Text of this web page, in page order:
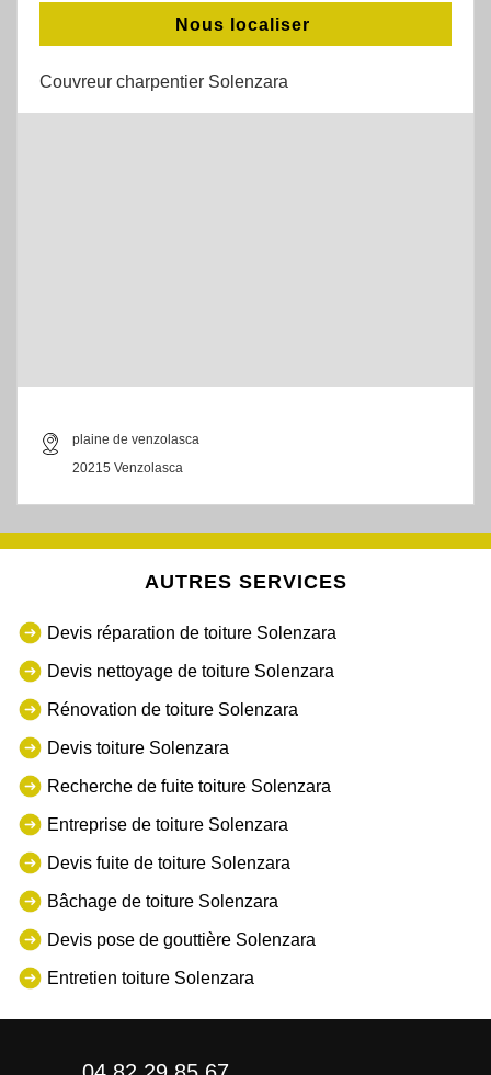
Nous localiser
Couvreur charpentier Solenzara
plaine de venzolasca
20215 Venzolasca
AUTRES SERVICES
Devis réparation de toiture Solenzara
Devis nettoyage de toiture Solenzara
Rénovation de toiture Solenzara
Devis toiture Solenzara
Recherche de fuite toiture Solenzara
Entreprise de toiture Solenzara
Devis fuite de toiture Solenzara
Bâchage de toiture Solenzara
Devis pose de gouttière Solenzara
Entretien toiture Solenzara